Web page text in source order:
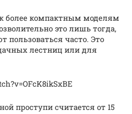
более компактным моделям
это лишь тогда,
пользоваться часто. Это
лестниц или для
проступи считается от 15